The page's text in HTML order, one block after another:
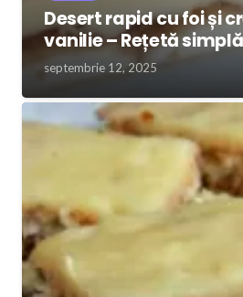
Desert rapid cu foi și
vanilie – Rețetă
septembrie 12, 2025